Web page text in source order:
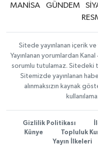
MANİSA GÜNDEM
Sitede yayınlanan içerik
Yayınlanan yorumlardan
sorumlu tutulamaz. Sitedeki
Sitemizde yayınlanan
alınmaksızın kaynak
Gizlilik Politikası
Künye
Topluluk
Yayın İlkeleri